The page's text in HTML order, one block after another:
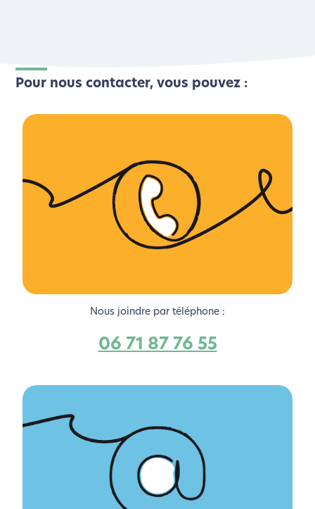
Pour nous contacter, vous pouvez :
Nous joindre par téléphone :
06 71 87 76 55